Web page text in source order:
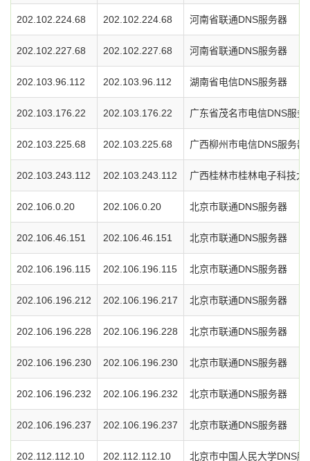
202.102.224.68 202.102.224.68 河南省联通DNS服务器
202.102.227.68 202.102.227.68 河南省联通DNS服务器
202.103.96.112 202.103.96.112 湖南省电信DNS服务器
202.103.176.22 202.103.176.22 广东省茂名市电信DNS服务
202.103.225.68 202.103.225.68 广西柳州市电信DNS服务器
202.103.243.112 202.103.243.112 广西桂林市桂林电子科技大
202.106.0.20 202.106.0.20 北京市联通DNS服务器
202.106.46.151 202.106.46.151 北京市联通DNS服务器
202.106.196.115 202.106.196.115 北京市联通DNS服务器
202.106.196.212 202.106.196.217 北京市联通DNS服务器
202.106.196.228 202.106.196.228 北京市联通DNS服务器
202.106.196.230 202.106.196.230 北京市联通DNS服务器
202.106.196.232 202.106.196.232 北京市联通DNS服务器
202.106.196.237 202.106.196.237 北京市联通DNS服务器
202.112.112.10 202.112.112.10 北京市中国人民大学DNS服